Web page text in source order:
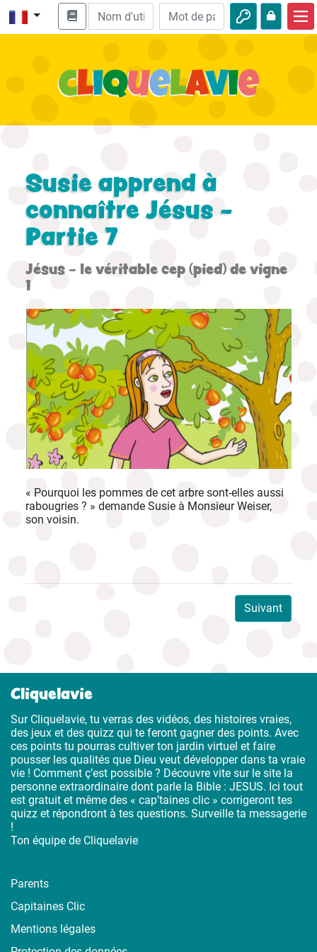
Enseignement biblique
Aventures
Susie apprend à
connaître Jésus -
Partie 7
Jésus - le véritable cep (pied) de vigne
1
« Pourquoi les pommes de cet arbre sont-elles aussi
rabougries ? » demande Susie à Monsieur Weiser,
son voisin.
Suivant
Cliquelavie
Sur Cliquelavie, tu verras des vidéos, des histoires vraies,
des jeux et des quizz qui te feront gagner des points. Avec
ces points tu pourras cultiver ton jardin virtuel et faire
pousser les qualités que Dieu veut développer dans ta vraie
vie ! Comment ç’est possible ? Découvre vite sur le site la
personne extraordinaire dont parle la Bible : JESUS. Ici tout
est gratuit et même des « cap’taines clic » corrigeront tes
quizz et répondront à tes questions. Surveille ta messagerie
!
Ton équipe de Cliquelavie
Parents
Capitaines Clic
Mentions légales